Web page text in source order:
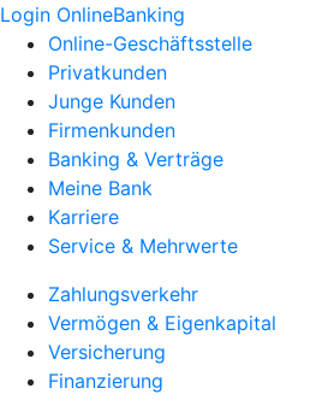
Login OnlineBanking
Online-Geschäftsstelle
Privatkunden
Junge Kunden
Firmenkunden
Banking & Verträge
Meine Bank
Karriere
Service & Mehrwerte
Zahlungsverkehr
Vermögen & Eigenkapital
Versicherung
Finanzierung